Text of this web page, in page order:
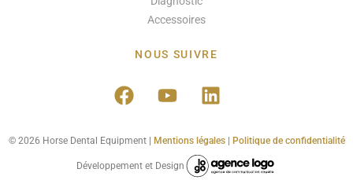
Accessoires
NOUS SUIVRE
© 2026 Horse Dental Equipment | Mentions légales| Politique de confidentialité
Développement et Design